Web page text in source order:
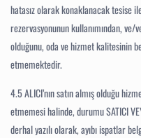
hatasız olarak konaklanacak tesise
rezervasyonunun kullanımından,
olduğunu, oda ve hizmet kalitesinin
etmemektedir.
4.5ALICI’nın satın almış olduğu
etmemesi halinde, durumu SATICI
derhal yazılı olarak, ayıbı ispatlar